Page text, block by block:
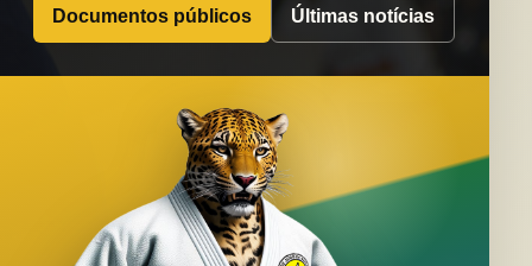
Documentos públicos Últimas notícias